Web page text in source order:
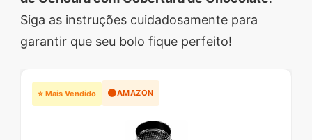
Siga as instruções cuidadosamente para
garantir que seu bolo fique perfeito!
⭐ Mais Vendido 🟠AMAZON